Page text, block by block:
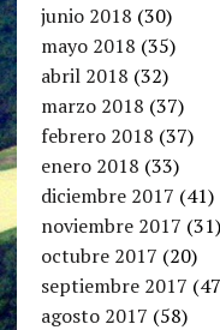
junio 2018 (30)
mayo 2018 (35)
abril 2018 (32)
marzo 2018 (37)
febrero 2018 (37)
enero 2018 (33)
diciembre 2017 (41)
noviembre 2017 (31)
octubre 2017 (20)
septiembre 2017
agosto 2017 (58)